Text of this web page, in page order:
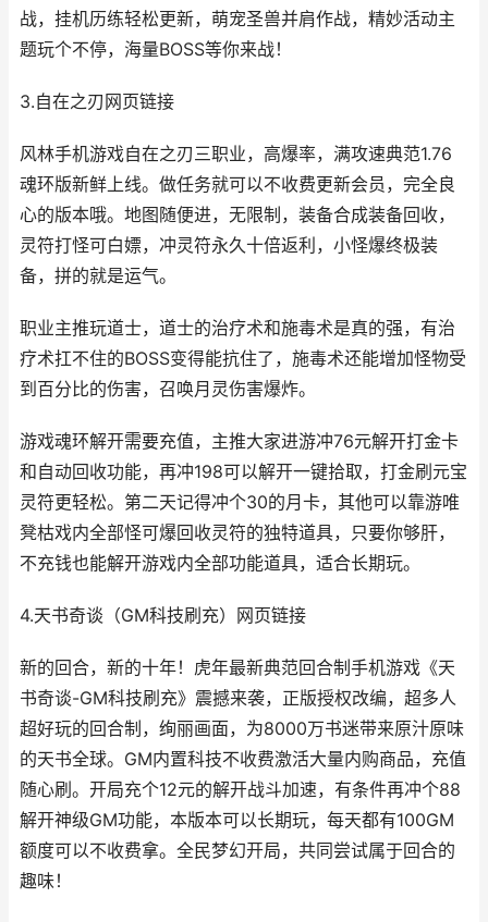
战，挂机历练轻松更新，萌宠圣兽并肩作战，精妙活动主
题玩个不停，海量BOSS等你来战！
3.自在之刃网页链接
风林手机游戏自在之刃三职业，高爆率，满攻速典范1.76
魂环版新鲜上线。做任务就可以不收费更新会员，完全良
心的版本哦。地图随便进，无限制，装备合成装备回收，
灵符打怪可白嫖，冲灵符永久十倍返利，小怪爆终极装
备，拼的就是运气。
职业主推玩道士，道士的治疗术和施毒术是真的强，有治
疗术扛不住的BOSS变得能抗住了，施毒术还能增加怪物受
到百分比的伤害，召唤月灵伤害爆炸。
游戏魂环解开需要充值，主推大家进游冲76元解开打金卡
和自动回收功能，再冲198可以解开一键拾取，打金刷元宝
灵符更轻松。第二天记得冲个30的月卡，其他可以靠游唯
凳枯戏内全部怪可爆回收灵符的独特道具，只要你够肝，
不充钱也能解开游戏内全部功能道具，适合长期玩。
4.天书奇谈（GM科技刷充）网页链接
新的回合，新的十年！虎年最新典范回合制手机游戏《天
书奇谈-GM科技刷充》震撼来袭，正版授权改编，超多人
超好玩的回合制，绚丽画面，为8000万书迷带来原汁原味
的天书全球。GM内置科技不收费激活大量内购商品，充值
随心刷。开局充个12元的解开战斗加速，有条件再冲个88
解开神级GM功能，本版本可以长期玩，每天都有100GM
额度可以不收费拿。全民梦幻开局，共同尝试属于回合的
趣味！